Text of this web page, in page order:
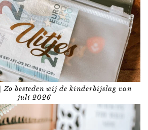
Zo besteden wij de kinderbijslag van
juli 2026